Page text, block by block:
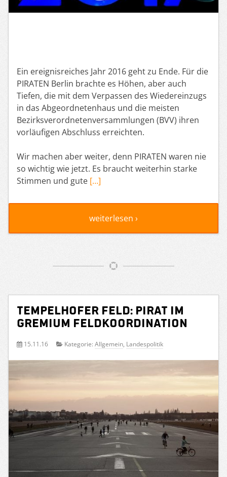
Ein ereignisreiches Jahr 2016 geht zu Ende. Für die
PIRATEN Berlin brachte es Höhen, aber auch
Tiefen, die mit dem Verpassen des Wiedereinzugs
in das Abgeordnetenhaus und die meisten
Bezirksverordnetenversammlungen (BVV) ihren
vorläufigen Abschluss erreichten.
Wir machen aber weiter, denn PIRATEN waren nie
so wichtig wie jetzt. Es braucht weiterhin starke
Stimmen und gute […]
weiterlesen ›
Tempelhofer Feld: Pirat im
Gremium Feldkoordination
15.11.16 Kategorie: Allgemein, Landespolitik